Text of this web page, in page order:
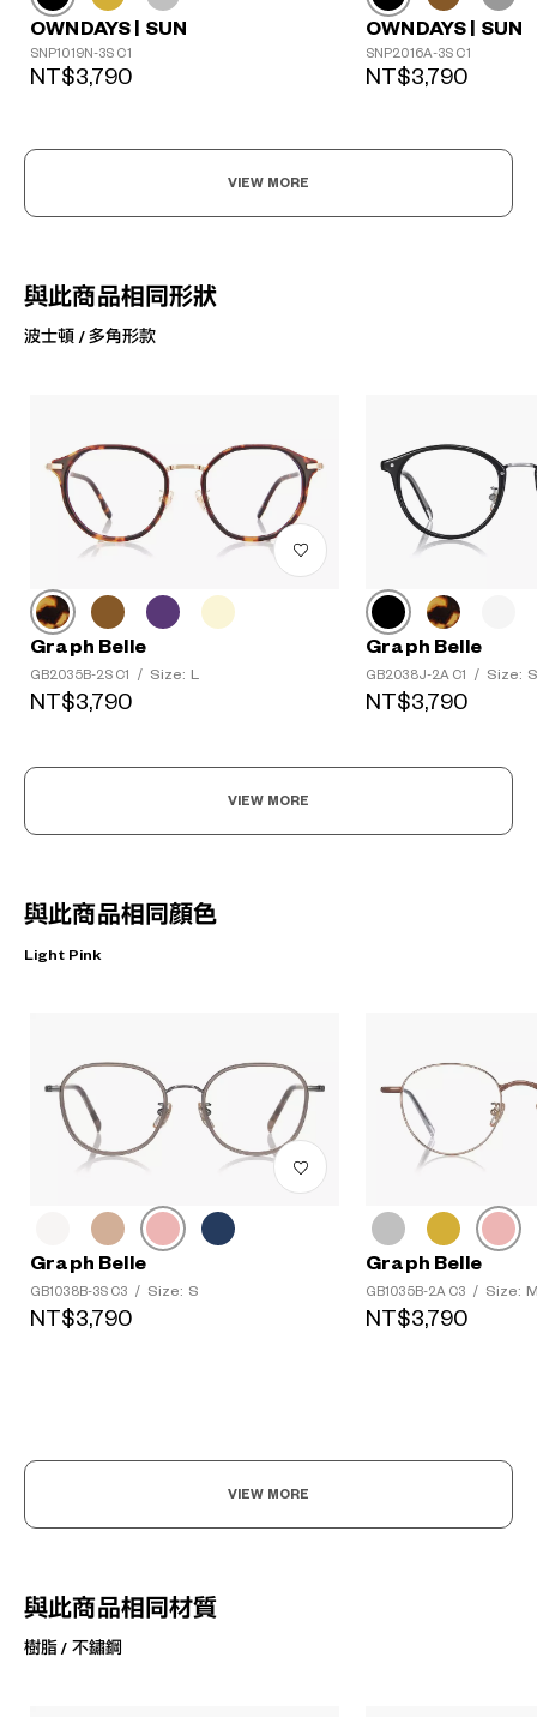
OWNDAYS | SUN
SNP1019N-3S C1
NT$3,790
OWNDAYS | SUN
SNP2016A-3S C1
NT$3,790
VIEW MORE
與此商品相同形狀
波士頓 / 多角形款
Graph Belle
GB2035B-2S C1 / Size: L
NT$3,790
Graph Belle
GB2038J-2A C1 / Size: S
NT$3,790
VIEW MORE
與此商品相同顏色
Light Pink
Graph Belle
GB1038B-3S C3 / Size: S
NT$3,790
Graph Belle
GB1035B-2A C3 / Size:
NT$3,790
VIEW MORE
與此商品相同材質
樹脂 / 不鏽鋼